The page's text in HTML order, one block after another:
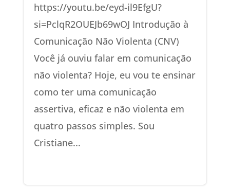
https://youtu.be/eyd-il9EfgU?
si=PclqR2OUEJb69wOJ Introdução à
Comunicação Não Violenta (CNV)
Você já ouviu falar em comunicação
não violenta? Hoje, eu vou te ensinar
como ter uma comunicação
assertiva, eficaz e não violenta em
quatro passos simples. Sou
Cristiane...